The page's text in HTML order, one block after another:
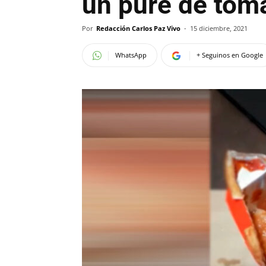
Por Redacción Carlos Paz Vivo - 15 diciembre, 2021
WhatsApp + Seguinos en Google